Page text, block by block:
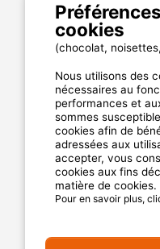
La
Un
Un service
Les meilleurs
Les
cookies
(chocolat,
Nous utilisons des
nécessaires au
performances et
sommes
cookies afin de
adressées aux
accepter, vous
cookies aux fins
matière de cookies.
Pour en savoir plus,